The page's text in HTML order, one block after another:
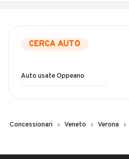
CERCA AUTO
Auto usate Oppeano
Concessionari Veneto Verona